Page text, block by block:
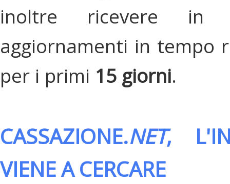
inoltre ricevere in
aggiornamenti in tempo
per i primi 15 giorni.
CASSAZIONE.NET,
VIENE A CERCARE